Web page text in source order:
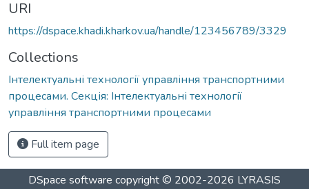
URI
https://dspace.khadi.kharkov.ua/handle/123456789/3329
Collections
Інтелектуальні технології управління транспортними
процесами. Секція: Інтелектуальні технології
управління транспортними процесами
Full item page
DSpace software copyright © 2002-2026 LYRASIS